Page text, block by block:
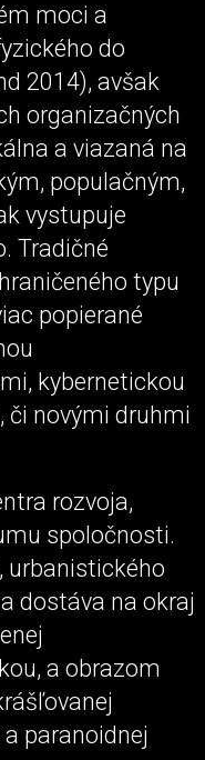
moci a
do
2014), avšak
organizačných
a viazaná na
populačným,
vystupuje
Tradičné
typu
popierané
kybernetickou
či novými druhmi
rozvoja,
spoločnosti.
urbanistického
dostáva na okraj
a obrazom
paranoidnej